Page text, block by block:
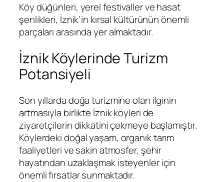
Köy düğünleri, yerel festivaller ve hasat
şenlikleri, İznik’in kırsal kültürünün önemli
parçaları arasında yer almaktadır.
İznik Köylerinde Turizm
Potansiyeli
Son yıllarda doğa turizmine olan ilginin
artmasıyla birlikte İznik köyleri de
ziyaretçilerin dikkatini çekmeye başlamıştır.
Köylerdeki doğal yaşam, organik tarım
faaliyetleri ve sakin atmosfer, şehir
hayatından uzaklaşmak isteyenler için
önemli fırsatlar sunmaktadır.